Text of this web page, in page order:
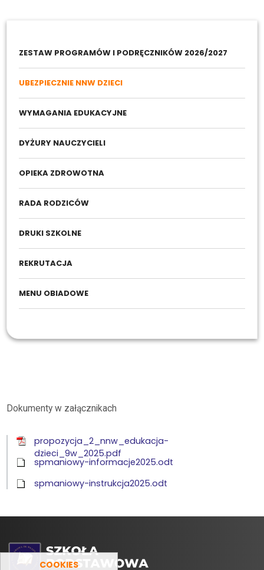
COOKIES
ZESTAW PROGRAMÓW I PODRĘCZNIKÓW 2026/2027
UBEZPIECZNIE NNW DZIECI
WYMAGANIA EDUKACYJNE
DYŻURY NAUCZYCIELI
OPIEKA ZDROWOTNA
RADA RODZICÓW
DRUKI SZKOLNE
REKRUTACJA
MENU OBIADOWE
Dokumenty w załącznikach
propozycja_2_nnw_edukacja-
dzieci_9w_2025.pdf
spmaniowy-informacje2025.odt
spmaniowy-instrukcja2025.odt